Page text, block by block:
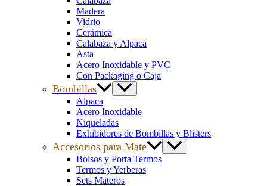
Madera
Vidrio
Cerámica
Calabaza y Alpaca
Asta
Acero Inoxidable y PVC
Con Packaging o Caja
Bombillas
Alpaca
Acero Inoxidable
Niqueladas
Exhibidores de Bombillas y Blisters
Accesorios para Mate
Bolsos y Porta Termos
Termos y Yerberas
Sets Materos